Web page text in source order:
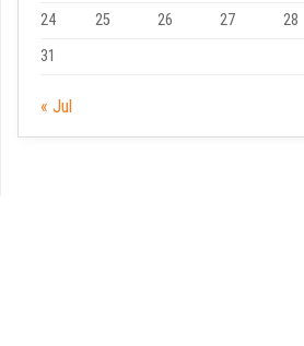
24
25 26 27 28
31
« Jul